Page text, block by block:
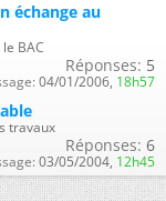
échange au
BAC
Réponses: 5
04/01/2006, 18h57
travaux
Réponses: 6
03/05/2004, 12h45